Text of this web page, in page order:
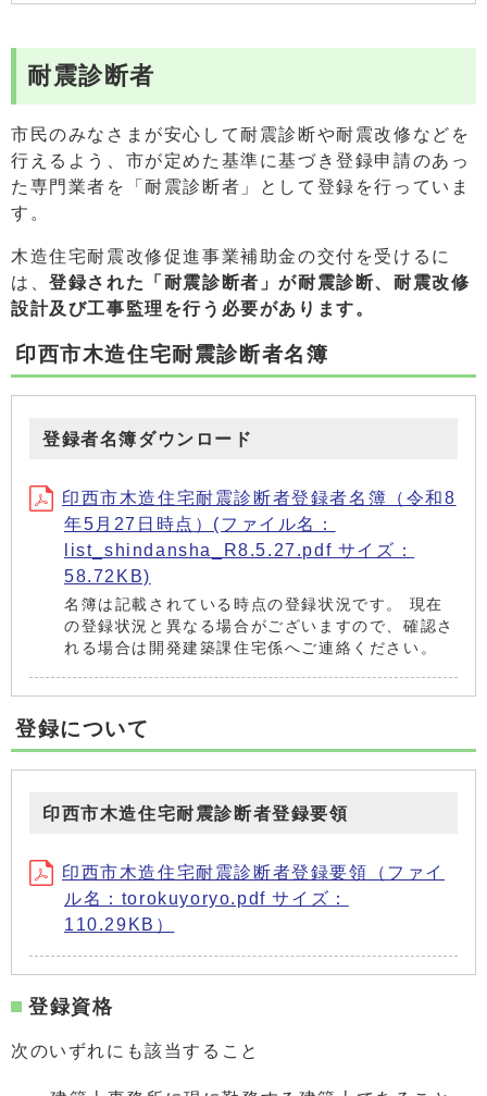
耐震診断者
市民のみなさまが安心して耐震診断や耐震改修などを
行えるよう、市が定めた基準に基づき登録申請のあっ
た専門業者を「耐震診断者」として登録を行っていま
す。
木造住宅耐震改修促進事業補助金の交付を受けるに
は、登録された「耐震診断者」が耐震診断、耐震改修
設計及び工事監理を行う必要があります。
印西市木造住宅耐震診断者名簿
登録者名簿ダウンロード
印西市木造住宅耐震診断者登録者名簿（令和8
年5月27日時点）(ファイル名：
list_shindansha_R8.5.27.pdf サイズ：
58.72KB)
名簿は記載されている時点の登録状況です。 現在
の登録状況と異なる場合がございますので、確認さ
れる場合は開発建築課住宅係へご連絡ください。
登録について
印西市木造住宅耐震診断者登録要領
印西市木造住宅耐震診断者登録要領（ファイ
ル名：torokuyoryo.pdf サイズ：
110.29KB）
登録資格
次のいずれにも該当すること